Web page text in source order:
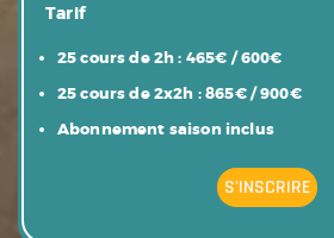
Tarif
25 cours de 2h : 465€ / 600€
25 cours de 2x2h : 865€ / 900€
Abonnement saison inclus
S'INSCRIRE